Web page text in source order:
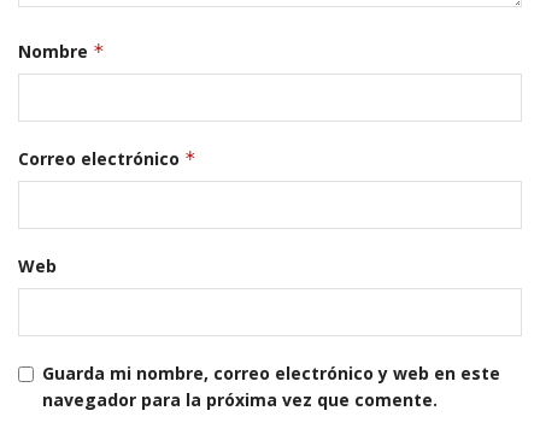
Nombre *
Correo electrónico *
Web
Guarda mi nombre, correo electrónico y web en este
navegador para la próxima vez que comente.